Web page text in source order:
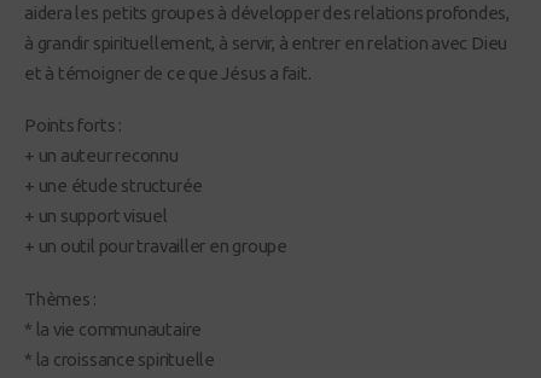
aidera les petits groupes à développer des relations profondes,
à grandir spirituellement, à servir, à entrer en relation avec Dieu
et à témoigner de ce que Jésus a fait.
Points forts :
+ un auteur reconnu
+ une étude structurée
+ un support visuel
+ un outil pour travailler en groupe
Thèmes :
* la vie communautaire
* la croissance spirituelle